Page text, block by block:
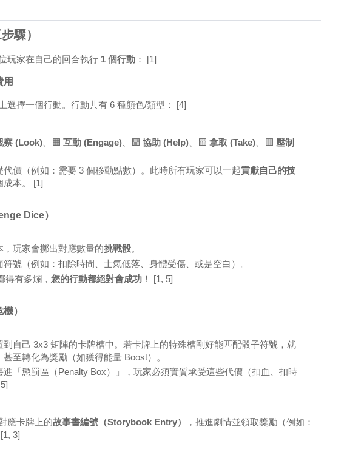
驟）
玩家在自己的回合執行 1 個行動 ： [1]
用
選擇一個行動。行動共有 6 種顏色/類型： [4]
察 (Look)、🟧 互動 (Engage)、🟩 協助 (Help)、🟨 拿取 (Take)、🟥 壓制
價（例如：需要 3 個移動點數）。此時所有玩家可以一起貢獻自己的技
本。 [1]
Dice）
玩家會擲出對應數量的挑戰骰。
號（例如：扣除時間、士氣低落、身體受傷、或是空白）。
得有多爛， 您的行動都絕對會成功！ [1, 5]
）
自己 3x3 矩陣的卡牌槽中。若卡牌上的特殊槽剛好能匹配骰子符號，就
甚至轉化為獎勵（如獲得能量 Boost）。
進「懲罰區（Penalty Box）」，玩家必須實質承受這些代價（扣血、扣時
應卡牌上的故事書編號（Storybook Entry）
，推進劇情並領取獎勵（例如：
[1, 3]